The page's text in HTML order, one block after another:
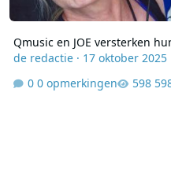
Qmusic en JOE versterken
de redactie· 17 oktober 2025
0 opmerkingen